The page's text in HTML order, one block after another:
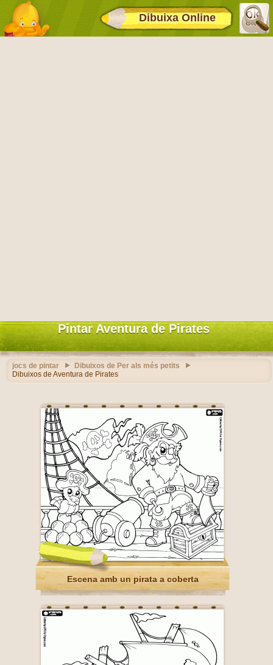
Dibuixa Online
Pintar Aventura de Pirates
jocs de pintar
Dibuixos de Per als més petits
Dibuixos de Aventura de Pirates
Escena amb un pirata a coberta